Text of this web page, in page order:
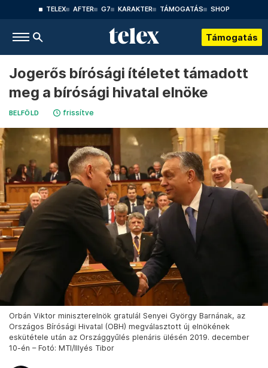
TELEX AFTER G7 KARAKTER TÁMOGATÁS SHOP
Támogatás
Jogerős bírósági ítéletet támadott
meg a bírósági hivatal elnöke
BELFÖLD frissítve
Orbán Viktor miniszterelnök gratulál Senyei György Barnának, az
Országos Bírósági Hivatal (OBH) megválasztott új elnökének
eskütétele után az Országgyűlés plenáris ülésén 2019. december
10-én – Fotó: MTI/Illyés Tibor